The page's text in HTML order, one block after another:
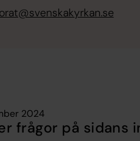
2024
frågor på sidans